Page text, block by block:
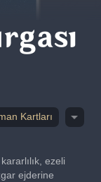
Kartları
ezeli
ejderine